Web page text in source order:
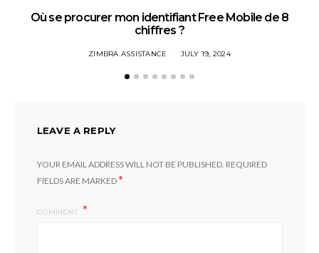
Où se procurer mon identifiant Free Mobile de 8
chiffres ?
ZIMBRA ASSISTANCE JULY 19, 2024
LEAVE A REPLY
YOUR EMAIL ADDRESS WILL NOT BE PUBLISHED. REQUIRED
FIELDS ARE MARKED*
COMMENT